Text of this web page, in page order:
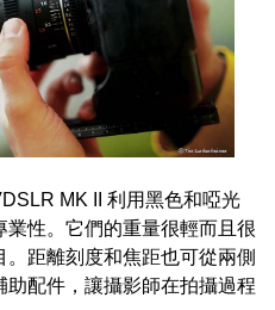
MK II 利用黑色和啞光
性。它們的重量很輕而且很
距離刻度和焦距也可從兩側
配件，讓攝影師在拍攝過程